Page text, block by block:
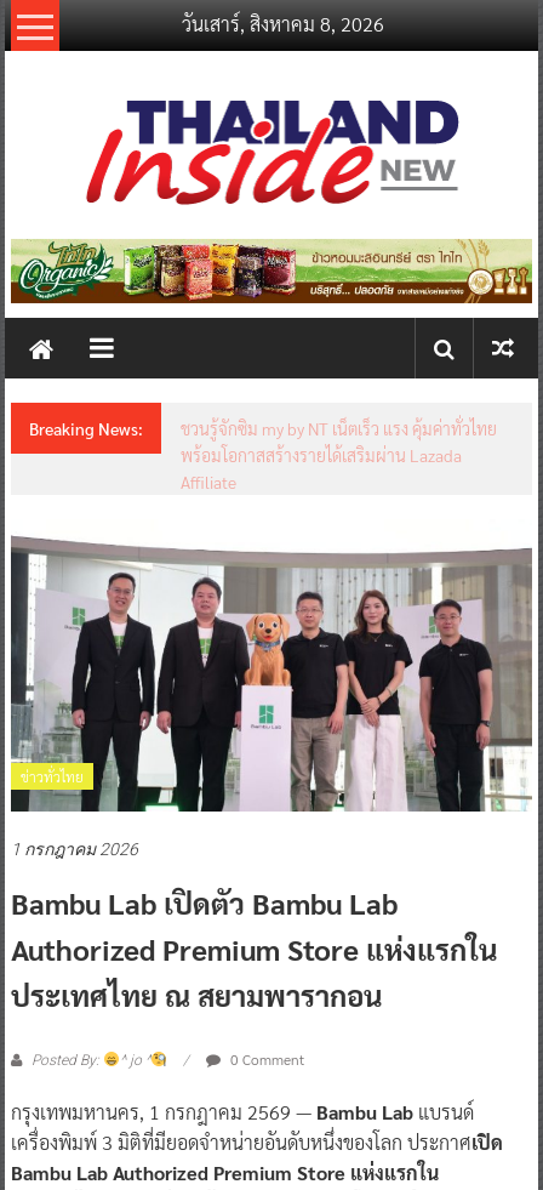
Skip
to
วันเสาร์, สิงหาคม 8, 2026
thailandinsidenew.com
Thailand
New
Breaking News:
ชวนรู้จักซิม my by NT เน็ตเร็ว แรง คุ้มค่าทั่วไทย
พร้อมโอกาสสร้างรายได้เสริมผ่าน Lazada
Affiliate
ข่าวทั่วไทย
1 กรกฎาคม 2026
Bambu Lab เปิดตัว Bambu Lab
Authorized Premium Store แห่งแรกใน
ประเทศไทย ณ สยามพารากอน
Posted By: ^ jo ^ 0 Comment
กรุงเทพมหานคร, 1 กรกฎาคม 2569 — Bambu Lab แบรนด์
เครื่องพิมพ์ 3 มิติที่มียอดจำหน่ายอันดับหนึ่งของโลก ประกาศเปิด
Bambu Lab Authorized Premium Store แห่งแรกใน